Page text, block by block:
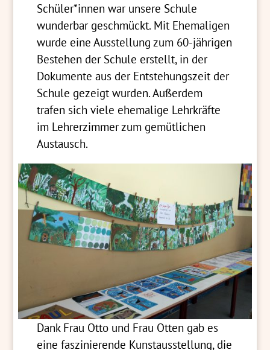
Schüler*innen war unsere Schule
wunderbar geschmückt. Mit Ehemaligen
wurde eine Ausstellung zum 60-jährigen
Bestehen der Schule erstellt, in der
Dokumente aus der Entstehungszeit der
Schule gezeigt wurden. Außerdem
trafen sich viele ehemalige Lehrkräfte
im Lehrerzimmer zum gemütlichen
Austausch.
Dank Frau Otto und Frau Otten gab es
eine faszinierende Kunstausstellung, die